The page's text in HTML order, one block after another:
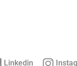
Linkedin